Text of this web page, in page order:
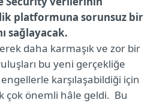
platformuna sorunsuz bir
sağlayacak.
daha karmaşık ve zor bir
bu yeni gerçekliğe
karşılaşabildiği için
çok önemli hâle geldi. Bu